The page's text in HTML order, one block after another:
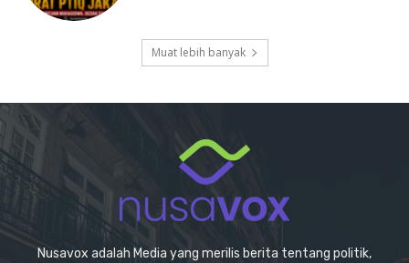
Muat lebih banyak
Nusavox adalah Media yang merilis berita tentang politik,